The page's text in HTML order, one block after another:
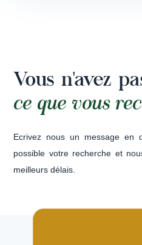
Vous n'avez
ce que vous
Ecrivez nous un message en
possible votre recherche et
meilleurs délais.